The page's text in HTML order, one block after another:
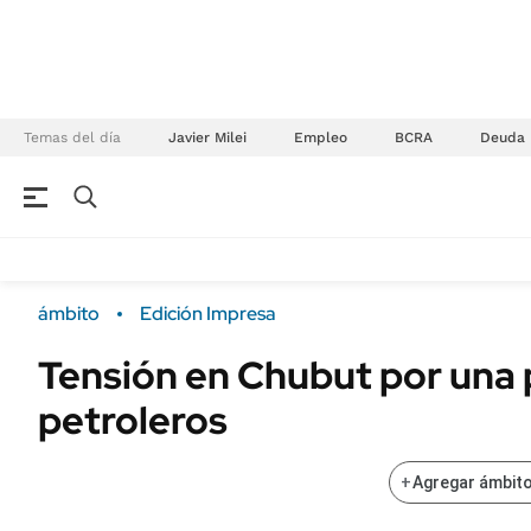
Temas del día Javier Milei Empleo BCRA Deuda
Campo
FINANZAS
Sustentabilidad
POLÍTICA
ámbito Edición Impresa
Tensión en Chubut por
petroleros
+Agregar